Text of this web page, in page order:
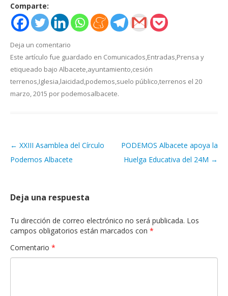
Comparte:
Deja un comentario
Este artículo fue guardado en Comunicados,Entradas,Prensa y
etiqueado bajo Albacete,ayuntamiento,cesión
terrenos,Iglesia,laicidad,podemos,suelo público,terrenos el 20
marzo, 2015 por podemosalbacete.
Navegación de artículos
← XXIII Asamblea del Círculo
Podemos Albacete
PODEMOS Albacete apoya la
Huelga Educativa del 24M →
Deja una respuesta
Tu dirección de correo electrónico no será publicada. Los
campos obligatorios están marcados con *
Comentario *